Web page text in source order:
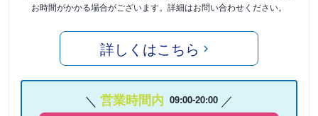
お時間がかかる場合がございます。詳細はお問い合わせください。
詳しくはこちら
営業時間内 09:00-20:00